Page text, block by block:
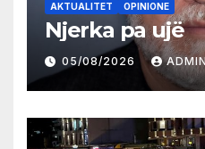
AKTUALITET OPINIONE
Njerka pa ujë
05/08/2026